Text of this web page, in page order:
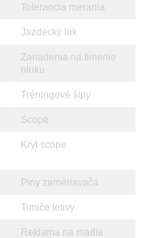
Tolerancia merania
Jazdecký luk
Zariadenia na tlmenie
hluku
Tréningové šípy
Scope
Kryt scope
Piny zameriavača
Tlmiče tetivy
Reklama na madle